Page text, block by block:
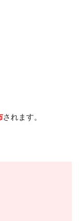
されます。